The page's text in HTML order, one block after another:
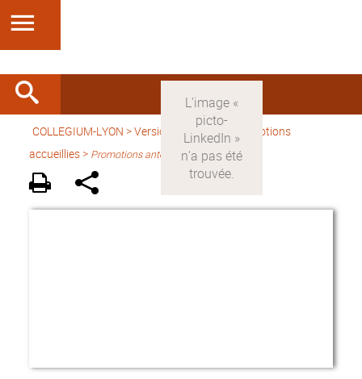
COLLEGIUM-LYON >Version française> Promotions
accueillies > Promotions antérieures